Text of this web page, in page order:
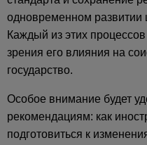
одновременном
Каждый из этих
зрения его влияния на
государство.
Особое внимание будет
рекомендациям: как
подготовиться к